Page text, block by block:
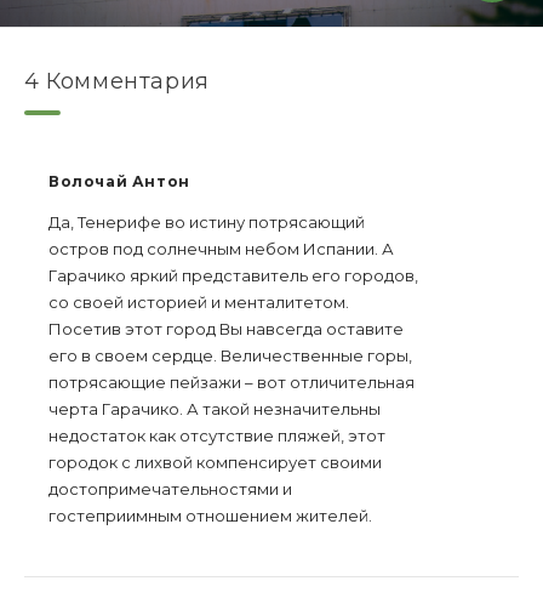
4 Комментария
Волочай Антон
Да, Тенерифе во истину потрясающий
остров под солнечным небом Испании. А
Гарачико яркий представитель его городов,
со своей историей и менталитетом.
Посетив этот город Вы навсегда оставите
его в своем сердце. Величественные горы,
потрясающие пейзажи – вот отличительная
черта Гарачико. А такой незначительны
недостаток как отсутствие пляжей, этот
городок с лихвой компенсирует своими
достопримечательностями и
гостеприимным отношением жителей.